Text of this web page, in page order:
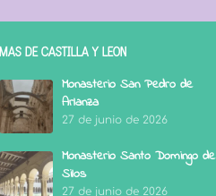
MÁS DE CASTILLA Y LEÓN
Monasterio San Pedro de
Arlanza
27 de junio de 2026
Monasterio Santo Domingo de
Silos
27 de junio de 2026